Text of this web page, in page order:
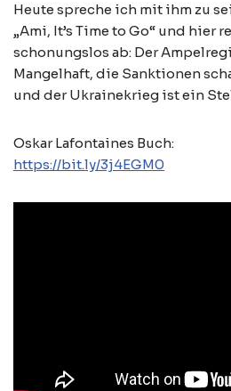
Heute spreche ich mit ihm zu
„Ami, It’s Time to Go“ und hier
schonungslos ab: Der
Mangelhaft, die Sanktionen
und der Ukrainekrieg ist ein
Oskar Lafontaines Buch:
https://bit.ly/3j4EGM0